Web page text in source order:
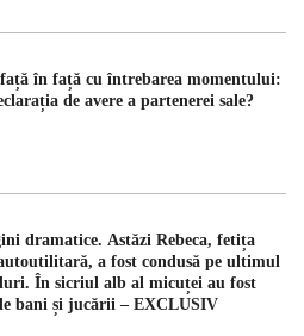
în față cu întrebarea momentului:
de avere a partenerei sale?
dramatice. Astăzi Rebeca, fetița
a fost condusă pe ultimul
În sicriul alb al micuței au fost
bani și jucării – EXCLUSIV